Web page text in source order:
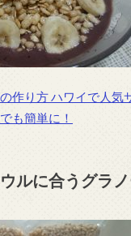
作り方 ハワイで人気
も簡単に！
ルに合うグラ